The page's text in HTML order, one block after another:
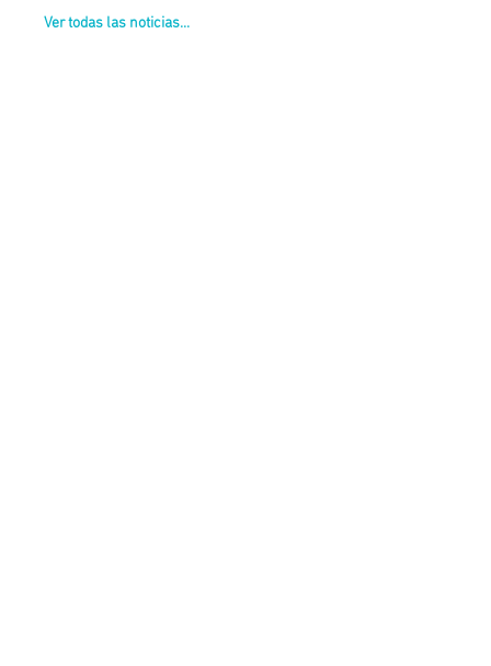
Ver todas las noticias...